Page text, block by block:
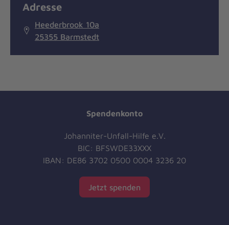
Adresse
Heederbrook 10a
25355 Barmstedt
Spendenkonto
Johanniter-Unfall-Hilfe e.V.
BIC: BFSWDE33XXX
IBAN: DE86 3702 0500 0004 3236 20
Jetzt spenden